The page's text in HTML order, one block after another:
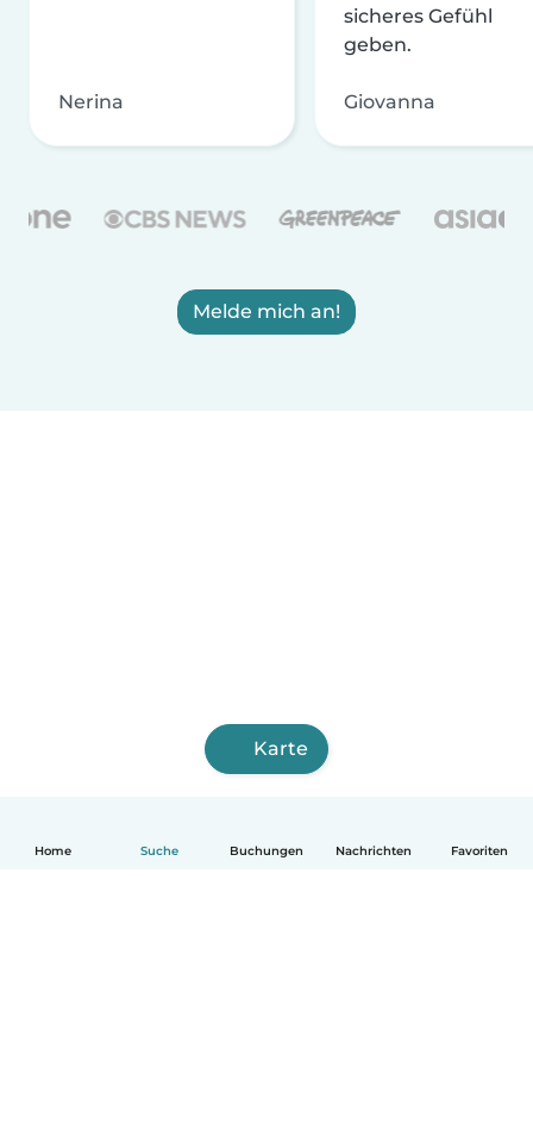
Home Suche Buchungen Nachrichten Favoriten
Nerina
sicheres Gefühl
geben.
Giovanna
Melde mich an!
Karte